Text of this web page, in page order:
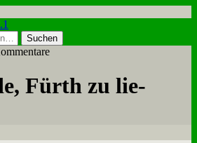
Fürth zu lie­